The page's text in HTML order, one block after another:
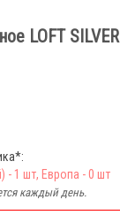
LOFT SILVER
- 1 шт, Европа - 0 шт
каждый день.